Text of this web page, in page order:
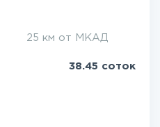
25 км от МКАД
38.45 соток